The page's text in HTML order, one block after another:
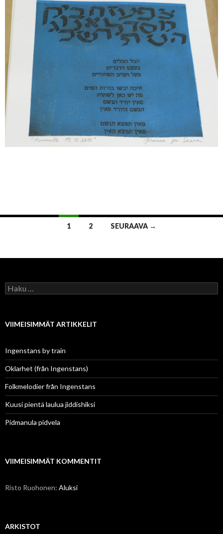
1 2 SEURAAVA →
Haku:
VIIMEISIMMÄT ARTIKKELIT
Ingenstans by train
Oklarhet (från Ingenstans)
Folkmelodier från Ingenstans
Kuusi pientä laulua jiddishiksi
Pidmanula pidvela
VIIMEISIMMÄT KOMMENTIT
Risto Ruohonen: Aluksi
ARKISTOT